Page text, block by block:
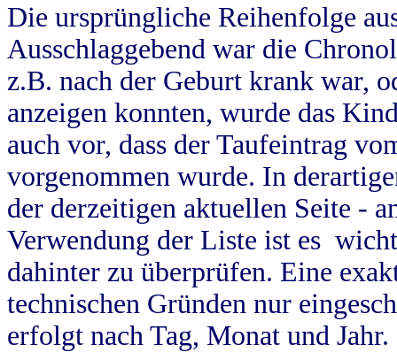
Die ursprüngliche Reihenfolge
Ausschlaggebend war die
z.B. nach der Geburt krank war,
anzeigen konnten, wurde das
auch vor, dass der Taufeintrag
vorgenommen wurde. In
der derzeitigen aktuellen Seite -
Verwendung der Liste ist es
dahinter zu überprüfen. Eine
technischen Gründen nur
erfolgt nach Tag, Monat und Jahr.